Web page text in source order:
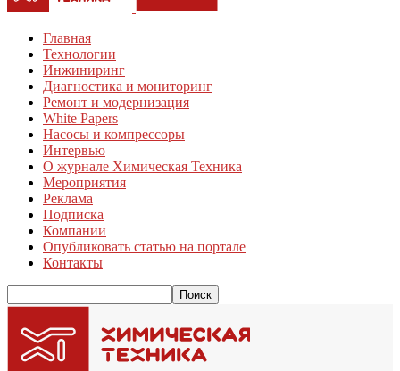
Главная
Технологии
Инжиниринг
Диагностика и мониторинг
Ремонт и модернизация
White Papers
Насосы и компрессоры
Интервью
О журнале Химическая Техника
Мероприятия
Реклама
Подписка
Компании
Опубликовать статью на портале
Контакты